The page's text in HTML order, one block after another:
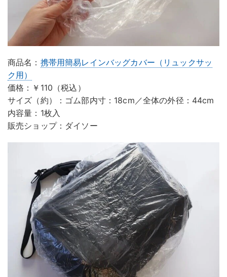
商品名： 携帯用簡易レインバッグカバー（リュックサッ
ク用）
価格：￥110（税込）
サイズ（約）：ゴム部内寸：18cm／全体の外径：44cm
内容量：1枚入
販売ショップ：ダイソー